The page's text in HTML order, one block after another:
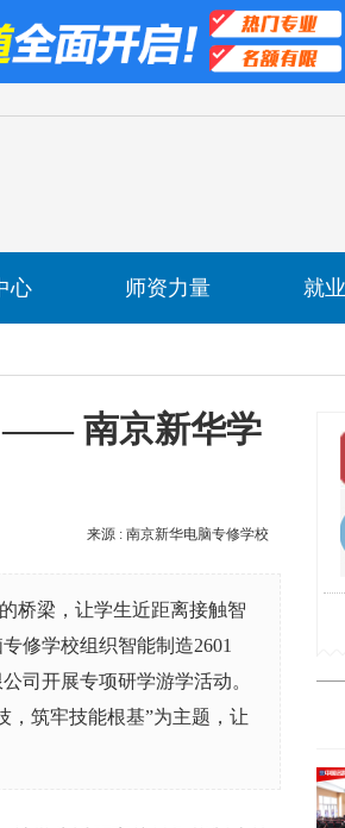
心 师资力量 就
—— 南京新华学
来源 : 南京新华电脑专修学校
桥梁，让学生近距离接触智
修学校组织智能制造2601
司开展专项研学游学活动。
，筑牢技能根基”为主题，让